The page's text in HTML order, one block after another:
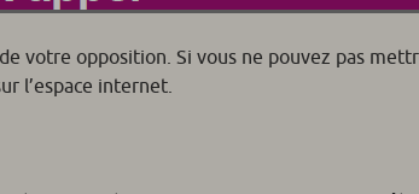
votre opposition. Si vous ne pouvez pas
l’espace internet.